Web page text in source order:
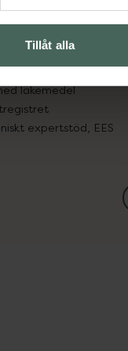
Tillåt alla
in gammal medicin
läkemedel
expertstöd, EES